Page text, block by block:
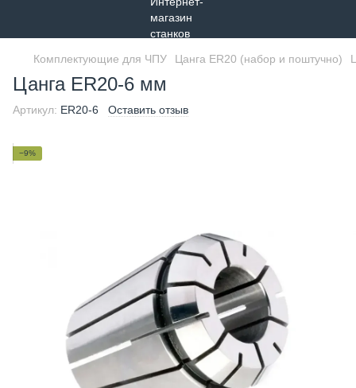
Комплектующие для ЧПУ Цанга ER20 (набор и поштучно)
Цанга ER20-6 мм
Артикул: ER20-6 Оставить отзыв
−9%